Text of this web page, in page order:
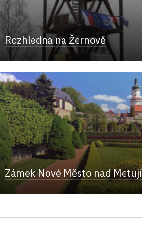
Rozhledna na Žernově
Zámek Nové Město nad Metují